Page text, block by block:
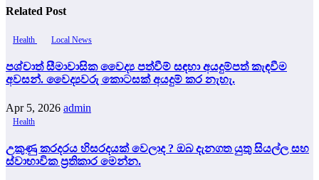
Related Post
Health Local News
පශ්චාත් සීමාවාසික වෛද්‍ය පත්වීම් සඳහා අයදුම්පත් කැඳවීම
අවසන්. වෛද්‍යවරු කොටසක් අයදුම් කර නැහැ.
Apr 5, 2026 admin
Health
උකුණු කරදරය හිසරදයක් වෙලාද ? ඔබ දැනගත යුතු සියල්ල සහ
ස්වාභාවික ප්‍රතිකාර මෙන්න.